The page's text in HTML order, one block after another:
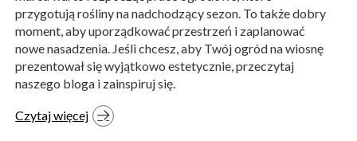
przygotują rośliny na nadchodzący sezon. To także dobry
moment, aby uporządkować przestrzeń i zaplanować
nowe nasadzenia. Jeśli chcesz, aby Twój ogród na wiosnę
prezentował się wyjątkowo estetycznie, przeczytaj
naszego bloga i zainspiruj się.
Czytaj więcej